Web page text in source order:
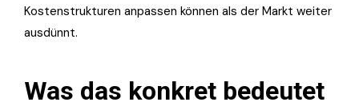
Kostenstrukturen anpassen können als der Markt weiter
ausdünnt.
Was das konkret bedeutet